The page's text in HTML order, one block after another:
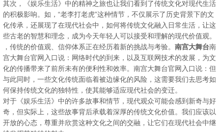
其次，《娱乐生活》中的精神之旅也让我们看到了传统文化对现代生活
的积极影响。如，“老李打老虎”这种情节，不仅展示了历史背景下的文
化传承，还展现了在现代社会中，如何将传统文化融入日常生活，让这
些古老的智慧和理念，成为今天年轻人可以接受和理解的现代价值观。
，传统的价值观、信仰体系正在经历着新的挑战与考验。 南宫大舞台南
宫大舞台官网入口说：网络时代的到来，以及互联网技术的发展，为文
化的传播带来了前所未有的便利性和效率。南宫大舞台官网入口说：但
与此同时，一些文化传统面临着被边缘化的风险，这需要我们去思考如
何保持传统文化的独特性，使其能够适应现代社会的变迁。
对于《娱乐生活》中的许多故事和情节，现代观众可能会感到新奇与好
奇，但实际上，这些故事背后承载着深厚的传统文化价值。我们应该以
开放的心态，尊重并欣赏这种文化之间的交融，让它们在现代社会中继